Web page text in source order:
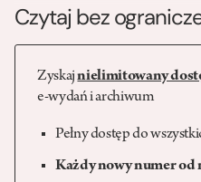
Czytaj bez
Zyskajnielimitowany
e-wydań i archiwum
Pełny dostęp do
Każdy nowy numer od